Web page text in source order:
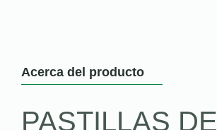
Acerca del producto
PASTILLAS DE